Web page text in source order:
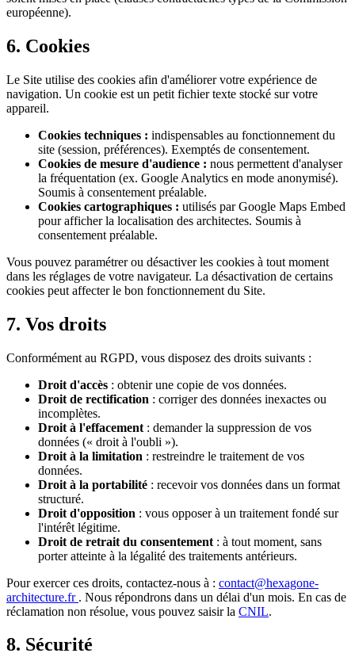
européenne).
6. Cookies
Le Site utilise des cookies afin d'améliorer votre expérience de
navigation. Un cookie est un petit fichier texte stocké sur votre
appareil.
Cookies techniques : indispensables au fonctionnement du
site (session, préférences). Exemptés de consentement.
Cookies de mesure d'audience : nous permettent d'analyser
la fréquentation (ex. Google Analytics en mode anonymisé).
Soumis à consentement préalable.
Cookies cartographiques : utilisés par Google Maps Embed
pour afficher la localisation des architectes. Soumis à
consentement préalable.
Vous pouvez paramétrer ou désactiver les cookies à tout moment
dans les réglages de votre navigateur. La désactivation de certains
cookies peut affecter le bon fonctionnement du Site.
7. Vos droits
Conformément au RGPD, vous disposez des droits suivants :
Droit d'accès : obtenir une copie de vos données.
Droit de rectification : corriger des données inexactes ou
incomplètes.
Droit à l'effacement : demander la suppression de vos
données (« droit à l'oubli »).
Droit à la limitation : restreindre le traitement de vos
données.
Droit à la portabilité : recevoir vos données dans un format
structuré.
Droit d'opposition : vous opposer à un traitement fondé sur
l'intérêt légitime.
Droit de retrait du consentement : à tout moment, sans
porter atteinte à la légalité des traitements antérieurs.
Pour exercer ces droits, contactez-nous à : contact@hexagone-
architecture.fr . Nous répondrons dans un délai d'un mois. En cas de
réclamation non résolue, vous pouvez saisir la CNIL.
8. Sécurité